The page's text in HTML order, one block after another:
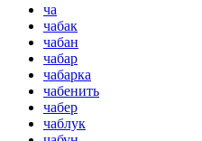
ча
чабак
чабан
чабар
чабарка
чабенить
чабер
чаблук